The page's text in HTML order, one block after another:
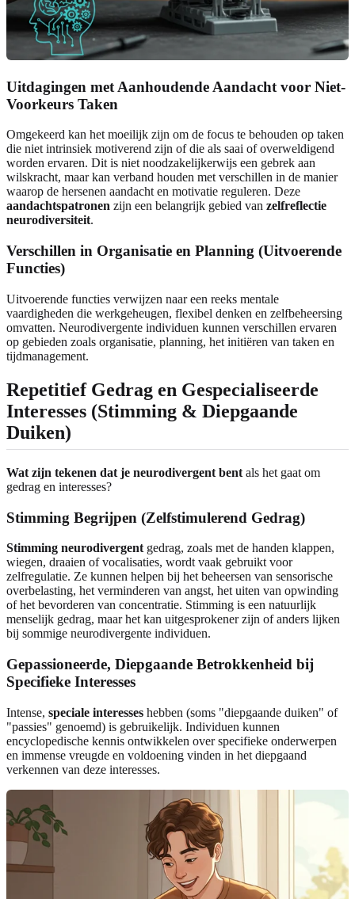
Uitdagingen met Aanhoudende Aandacht voor Niet-
Voorkeurs Taken
Omgekeerd kan het moeilijk zijn om de focus te behouden op taken
die niet intrinsiek motiverend zijn of die als saai of overweldigend
worden ervaren. Dit is niet noodzakelijkerwijs een gebrek aan
wilskracht, maar kan verband houden met verschillen in de manier
waarop de hersenen aandacht en motivatie reguleren. Deze
aandachtspatronen zijn een belangrijk gebied van zelfreflectie
neurodiversiteit.
Verschillen in Organisatie en Planning (Uitvoerende
Functies)
Uitvoerende functies verwijzen naar een reeks mentale
vaardigheden die werkgeheugen, flexibel denken en zelfbeheersing
omvatten. Neurodivergente individuen kunnen verschillen ervaren
op gebieden zoals organisatie, planning, het initiëren van taken en
tijdmanagement.
Repetitief Gedrag en Gespecialiseerde
Interesses (Stimming & Diepgaande
Duiken)
Wat zijn tekenen dat je neurodivergent bent als het gaat om
gedrag en interesses?
Stimming Begrijpen (Zelfstimulerend Gedrag)
Stimming neurodivergent gedrag, zoals met de handen klappen,
wiegen, draaien of vocalisaties, wordt vaak gebruikt voor
zelfregulatie. Ze kunnen helpen bij het beheersen van sensorische
overbelasting, het verminderen van angst, het uiten van opwinding
of het bevorderen van concentratie. Stimming is een natuurlijk
menselijk gedrag, maar het kan uitgesprokener zijn of anders lijken
bij sommige neurodivergente individuen.
Gepassioneerde, Diepgaande Betrokkenheid bij
Specifieke Interesses
Intense, speciale interesses hebben (soms "diepgaande duiken" of
"passies" genoemd) is gebruikelijk. Individuen kunnen
encyclopedische kennis ontwikkelen over specifieke onderwerpen
en immense vreugde en voldoening vinden in het diepgaand
verkennen van deze interesses.